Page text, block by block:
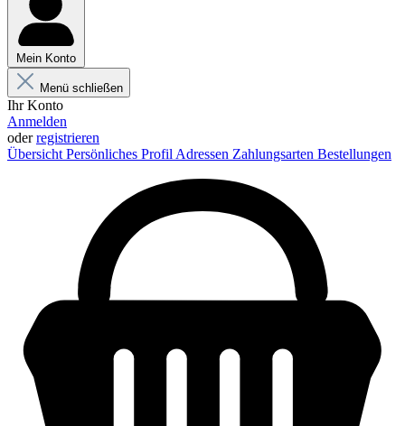
Mein Konto
Menü schließen
Ihr Konto
Anmelden
oderregistrieren
Übersicht Persönliches Profil Adressen Zahlungsarten Bestellungen